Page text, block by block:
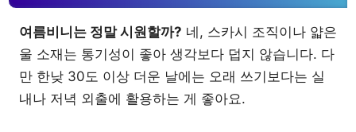
여름비니는 정말 시원할까? 네, 스카시 조직이나 얇은
울 소재는 통기성이 좋아 생각보다 덥지 않습니다. 다
만 한낮 30도 이상 더운 날에는 오래 쓰기보다는 실
내나 저녁 외출에 활용하는 게 좋아요.